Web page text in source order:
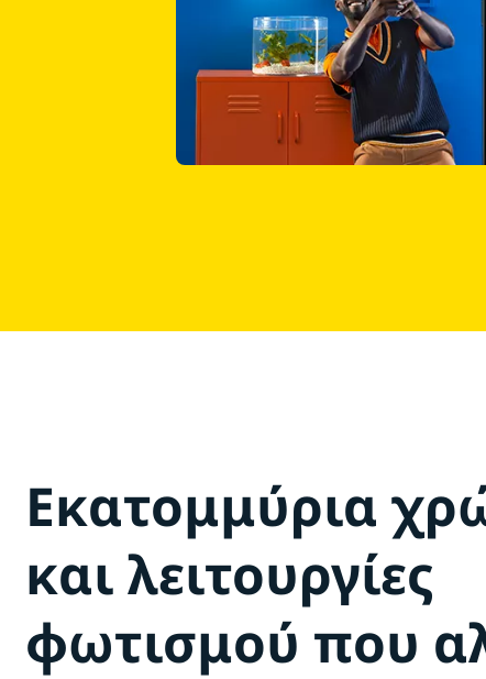
Εκατομμύρια
και λειτουργίες
φωτισμού που